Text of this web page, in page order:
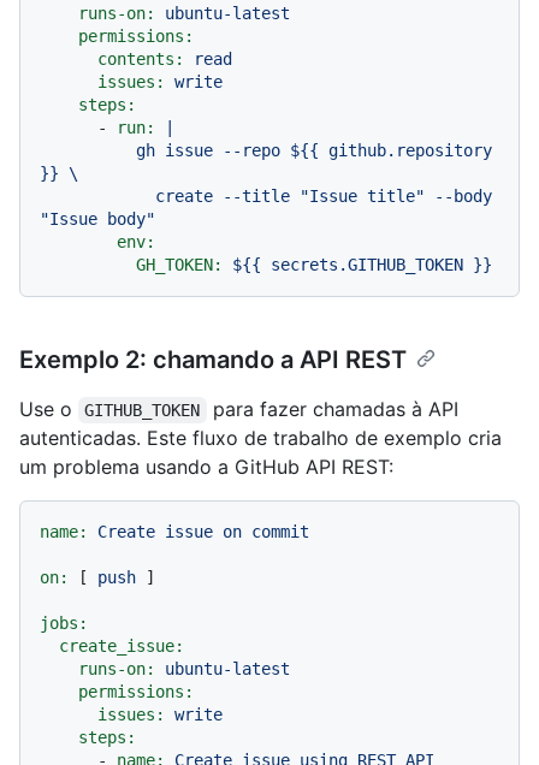
runs-on:
ubuntu-latest
permissions:
contents:
read
issues:
write
steps:
-
run:
}} \
env:
GH_TOKEN:
${{ secrets.GITHUB_TOKEN }}
Exemplo 2: chamando a API REST
Use o GITHUB_TOKEN
para fazer chamadas à API
autenticadas. Este fluxo de trabalho de exemplo cria
um problema usando a GitHub API REST:
name: Create issue on commit
on: [ push ]
jobs:
create_issue:
runs-on:
ubuntu-latest
permissions:
issues:
write
steps:
-
name: Create issue using REST API